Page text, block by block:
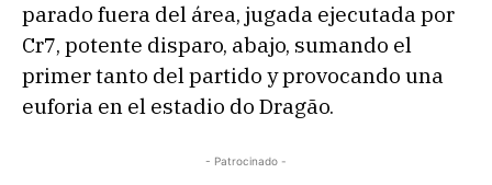
parado fuera del área, jugada ejecutada por
Cr7, potente disparo, abajo, sumando el
primer tanto del partido y provocando una
euforia en el estadio do Dragão.
- Patrocinado -